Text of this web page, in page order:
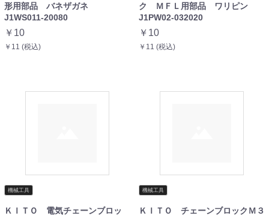
形用部品 バネザガネ
J1WS011-20080
￥10
￥11 (税込)
ク ＭＦＬ用部品 ワリピン
J1PW02-032020
￥10
￥11 (税込)
機械工具
ＫＩＴＯ 電気チェーンブロッ
機械工具
ＫＩＴＯ チェーンブロックＭ３